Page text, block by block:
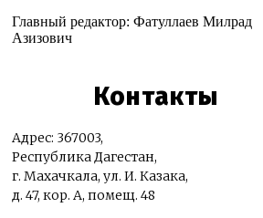
Главный редактор: Фатуллаев Милрад
Азизович
Контакты
Адрес: 367003,
Республика Дагестан,
г. Махачкала, ул. И. Казака,
д. 47, кор. А, помещ. 48